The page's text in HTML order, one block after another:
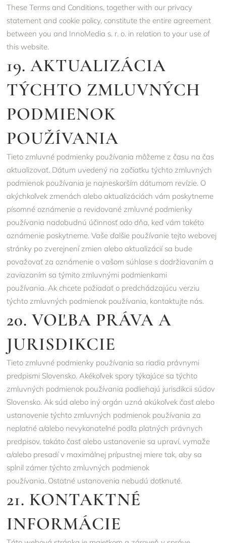
These Terms and Conditions, together with our privacy
statement andcookie policy, constitute the entire agreement
between you and InnoMedia s. r. o. in relation to your use of
this website.
19. AKTUALIZÁCIA
TÝCHTO ZMLUVNÝCH
PODMIENOK
POUŽÍVANIA
Tieto zmluvné podmienky používania môžeme z času na čas
aktualizovať. Dátum uvedený na začiatku týchto zmluvných
podmienok používania je najneskorším dátumom revízie. O
akýchkoľvek zmenách alebo aktualizáciách vám poskytneme
písomné oznámenie a revidované zmluvné podmienky
používania nadobudnú účinnosť odo dňa, keď vám takéto
oznámenie poskytneme. Vaše ďalšie používanie tejto webovej
stránky po zverejnení zmien alebo aktualizácií sa bude
považovať za oznámenie o vašom súhlase s dodržiavaním a
zaviazaním sa týmito zmluvnými podmienkami
používania. Ak chcete požiadať o predchádzajúcu verziu
týchto zmluvných podmienok používania, kontaktujte nás.
20. VOĽBA PRÁVA A
JURISDIKCIE
Tieto zmluvné podmienky používania sa riadia právnymi
predpismi Slovensko. Akékoľvek spory týkajúce sa týchto
zmluvných podmienok používania podliehajú jurisdikcii súdov
Slovensko. Ak súd alebo iný orgán uzná akúkoľvek časť alebo
ustanovenie týchto zmluvných podmienok používania za
neplatné a/alebo nevykonateľné podľa platných právnych
predpisov, takáto časť alebo ustanovenie sa upraví, vymaže
a/alebo presadí v maximálnej prípustnej miere tak, aby sa
splnil zámer týchto zmluvných podmienok
používania. Ostatné ustanovenia nebudú dotknuté.
21. KONTAKTNÉ
INFORMÁCIE